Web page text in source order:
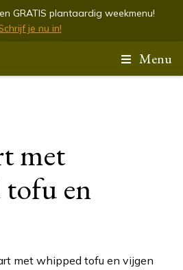
GRATIS plantaardig weekmenu!
je nu in!
Menu
met
en
met whipped tofu en vijgen